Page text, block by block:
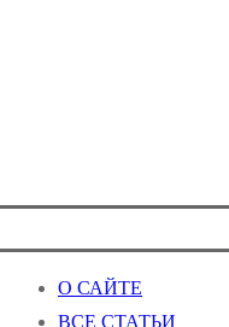
О САЙТЕ
ВСЕ СТАТЬИ